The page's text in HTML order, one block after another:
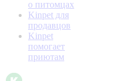
о питомцах
Kinpet для
продавцов
Kinpet
помогает
приютам